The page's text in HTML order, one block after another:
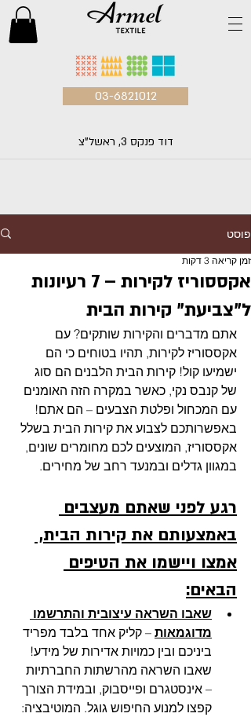
03-6821012
דוד פנקס 3, ראשל"צ
פוסט
אקססוריז לקירות – 7 רעיונות
ל"צביעת" קירות הבית
זמן קריאה 3 דקות
אתם מדברים והקירות שותקים? עם
אקססוריז לקירות, תהיו בטוחים כי הם
ישמיעו קול! קירות הבית הלבנים הם סוג
של קנבס נקי, כאשר במקרה הזה האומנים
עם המכחול ופלטת הצבעים – הם אתם!
באפשרותכם לצבוע את קירות הבית בשלל
אקססוריז, המוצעים לכם מחומרים שונים,
במגוון גדלים ובמנעד רחב של מחירים.
רגע לפני שאתם מעצבים
באמצעותם את קירות הבית,
אמצו ויישמו את הטיפים
הבאים:
שאבו השראה עיצובית והתרשמו
מדוגמאות – קליק אחד בלבד מפריד
ביניכם ובין כמויות אדירות של מידע!
שאבו השראה מהרשתות החברתיות
– אינסטגרם ופייסבוק, ובמידת הצורך
קפצו למנוע החיפוש גוגל. המוטיבציה: